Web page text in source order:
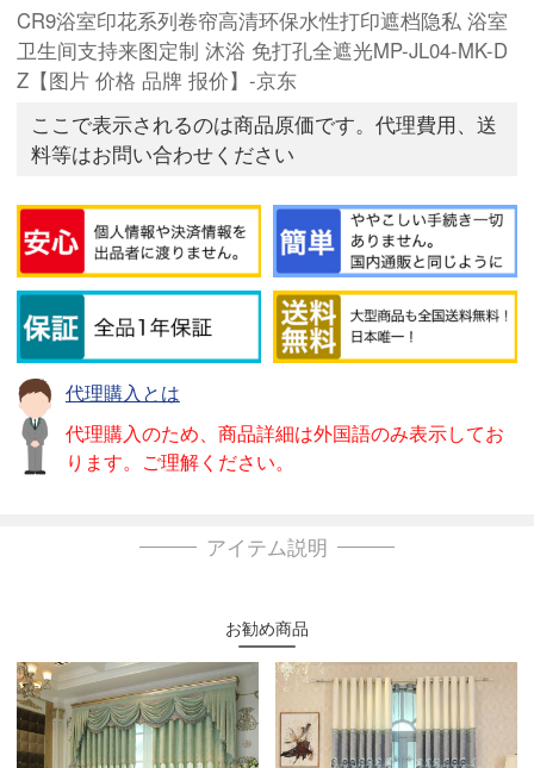
CR9浴室印花系列卷帘高清环保水性打印遮档隐私 浴室
卫生间支持来图定制 沐浴 免打孔全遮光MP-JL04-MK-D
Z【图片 价格 品牌 报价】-京东
ここで表示されるのは商品原価です。代理費用、送
料等はお問い合わせください
代理購入とは
代理購入のため、商品詳細は外国語のみ表示してお
ります。ご理解ください。
アイテム説明
お勧め商品